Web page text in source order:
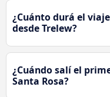
¿Cuánto durá el
desde Trelew?
¿Cuándo salí el
Santa Rosa?